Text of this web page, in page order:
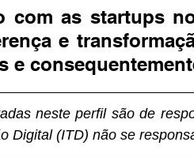
com as startups
e
e
neste perfil são de
Digital (ITD) não se